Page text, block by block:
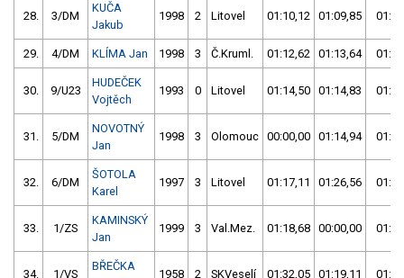
28. 3/DM
KUČA
Jakub
1998 2 Litovel 01:10,12 01:09,85
29. 4/DM KLÍMA Jan 1998 3 Č.Kruml. 01:12,62 01:13,64
30. 9/U23
HUDEČEK
Vojtěch
1993 0 Litovel 01:14,50 01:14,83
31. 5/DM
NOVOTNÝ
Jan
1998 3 Olomouc 00:00,00 01:14,94
32. 6/DM
ŠOTOLA
Karel
1997 3 Litovel 01:17,11 01:26,56
33. 1/ZS
KAMINSKÝ
Jan
1999 3 Val.Mez. 01:18,68 00:00,00
34. 1/VS
BŘEČKA
1958 2 SKVeselí 01:32,05 01:19,11